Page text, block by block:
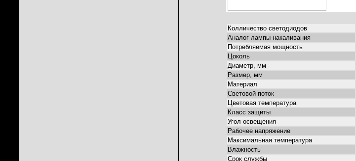
Колличество светодиодов
Аналог лампы накаливания
Потребляемая мощность
Цоколь
Диаметр, мм
Размер, мм
Материал
Световой поток
Цветовая температура
Класс защиты
Угол освещения
Рабочее напряжение
Максимальная температура
Влажность
Срок службы